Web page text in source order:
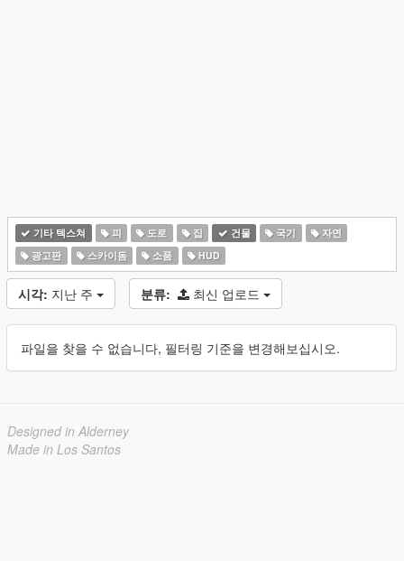
기타 텍스쳐 피 도로 집 건물 국기
자연
광고판
스카이돔 소품 HUD
시각: 지난 주 분류: 최신 업로드
파일을 찾을 수 없습니다, 필터링 기준을 변경해보십시오.
Designed in Alderney
Made in Los Santos